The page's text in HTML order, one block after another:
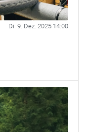
Di. 9. Dez. 2025 14:00